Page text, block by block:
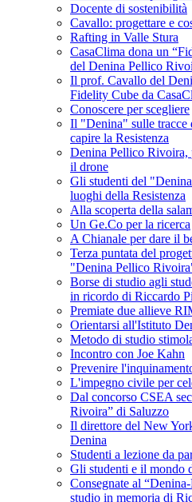
Docente di sostenibilità
Cavallo: progettare e
Rafting in Valle Stura
CasaClima dona un
del Denina Pellico
Il prof. Cavallo del
Fidelity Cube da
Conoscere per scegliere
Il "Denina" sulle tracce
capire la Resistenza
Denina Pellico Rivoira,
il drone
Gli studenti del
luoghi della Resistenza
Alla scoperta della
Un Ge.Co per la ricerca
A Chianale per dare il
Terza puntata del
"Denina Pellico
Borse di studio agli
in ricordo di Riccardo
Premiate due allieve
Orientarsi all'Istituto
Metodo di studio
Incontro con Joe Kahn
Prevenire
L'impegno civile per
Dal concorso CSEA
Rivoira” di Saluzzo
Il direttore del New
Denina
Studenti a lezione da
Gli studenti e il mondo
Consegnate al
studio in memoria di